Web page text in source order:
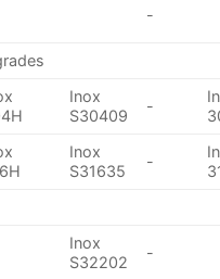
-
Inox
S30409
-
Inox
S31635
-
Inox
S32202
-